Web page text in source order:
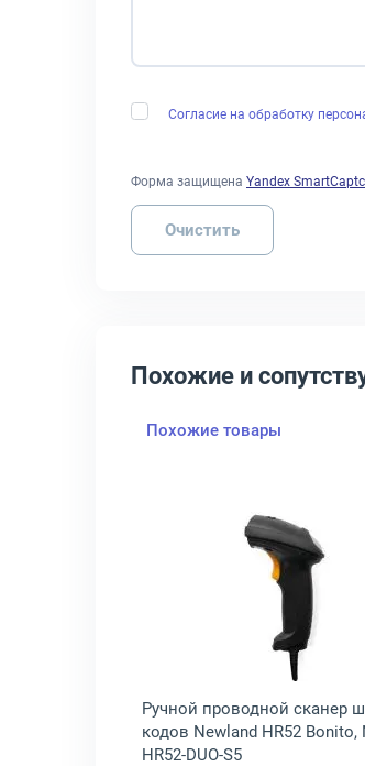
Согласие на обработку
Форма защищена Yandex
Очистить
Похожие и
Похожие товары
кодов Honeywell 1470g2D светодиодный
товар: Ручной беспроводной сканерОткрыть
Ручной проводной сканер
кодов Newland HR52 Bonito,
HR52-DUO-S5